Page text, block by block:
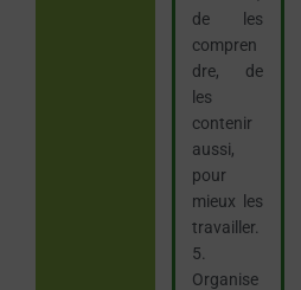
de les
compren
dre, de
les
contenir
aussi,
pour
mieux les
travailler.
5.
Organise